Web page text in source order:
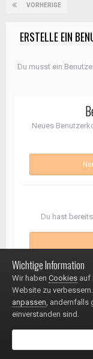
VORHERIGE
ERSTELLE EIN
Du musst ein
Neues
Du hast
Wichtige Information
Wir haben Cookies auf
Website zu
anpassen, andernfalls
einverstanden sind.